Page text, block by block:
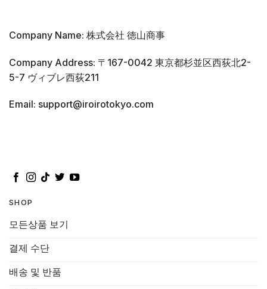
Company Name: 株式会社 徳山商事
Company Address: 〒167-0042 東京都杉並区西荻北2-
5-7 ヴィブレ西荻211
Email: support@iroirotokyo.com
SHOP
모든상품 보기
결제 수단
배송 및 반품